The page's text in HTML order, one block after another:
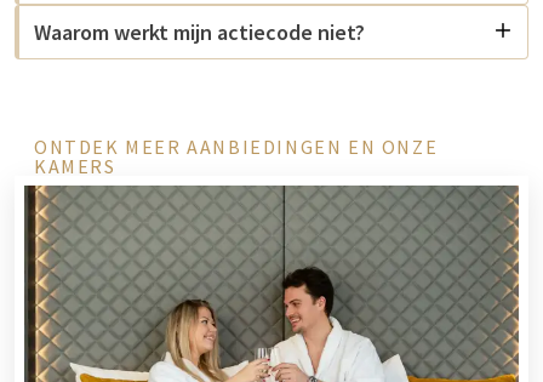
Waarom werkt mijn actiecode niet?
ONTDEK MEER AANBIEDINGEN EN ONZE
KAMERS